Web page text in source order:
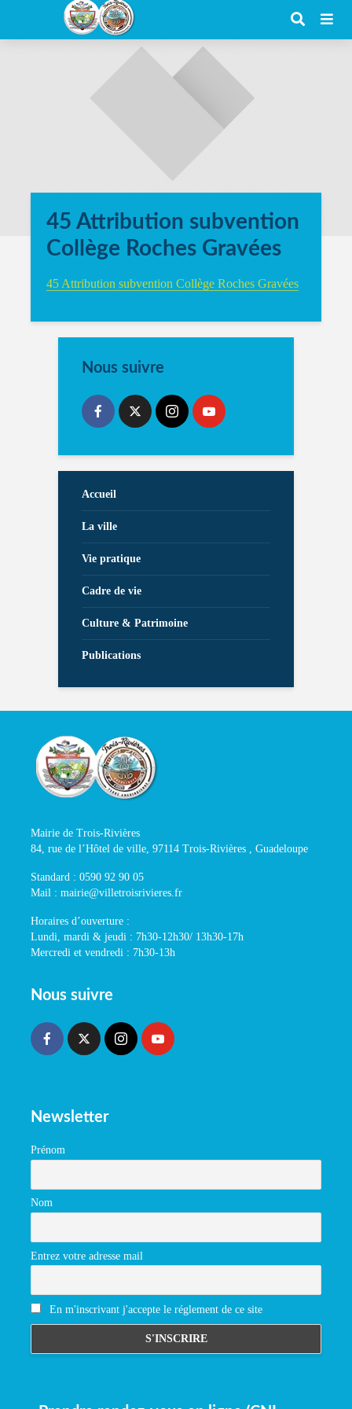
45 Attribution subvention
Collège Roches Gravées
45 Attribution subvention Collège Roches Gravées
Nous suivre
Accueil
La ville
Vie pratique
Cadre de vie
Culture & Patrimoine
Publications
Mairie de Trois-Rivières
84, rue de l’Hôtel de ville, 97114 Trois-Rivières , Guadeloupe
Standard : 0590 92 90 05
Mail : mairie@villetroisrivieres.fr
Horaires d’ouverture :
Lundi, mardi & jeudi : 7h30-12h30/ 13h30-17h
Mercredi et vendredi : 7h30-13h
Nous suivre
Newsletter
Prénom
Nom
Entrez votre adresse mail
En m'inscrivant j'accepte le réglement de ce site